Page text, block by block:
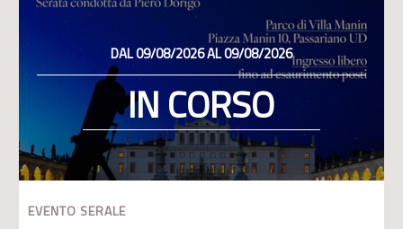
DAL 09/08/2026 AL 09/08/2026
IN CORSO
EVENTO SERALE